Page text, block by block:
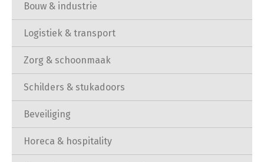
Bouw & industrie
Logistiek & transport
Zorg & schoonmaak
Schilders & stukadoors
Beveiliging
Horeca & hospitality